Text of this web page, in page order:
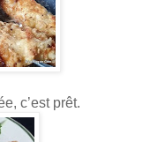
c’est prêt.